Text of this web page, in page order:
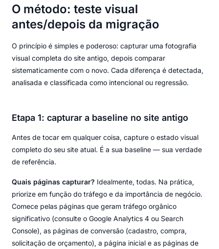
O método: teste visual
antes/depois da migração
O princípio é simples e poderoso: capturar uma fotografia
visual completa do site antigo, depois comparar
sistematicamente com o novo. Cada diferença é detectada,
analisada e classificada como intencional ou regressão.
Etapa 1: capturar a baseline no site antigo
Antes de tocar em qualquer coisa, capture o estado visual
completo do seu site atual. É a sua baseline — sua verdade
de referência.
Quais páginas capturar? Idealmente, todas. Na prática,
priorize em função do tráfego e da importância de negócio.
Comece pelas páginas que geram tráfego orgânico
significativo (consulte o Google Analytics 4 ou Search
Console), as páginas de conversão (cadastro, compra,
solicitação de orçamento), a página inicial e as páginas de